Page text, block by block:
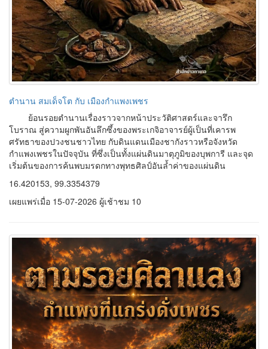
ตำนาน สมเด็จโต กับ เมืองกำแพงเพชร
ย้อนรอยตำนานเรื่องราวจากหน้าประวัติศาสตร์และจารึก
โบราณ สู่ความผูกพันอันลึกซึ้งของพระเกจิอาจารย์ผู้เป็นที่เคารพ
ศรัทธาของปวงชนชาวไทย กับดินแดนเมืองชากังราวหรือจังหวัด
กำแพงเพชรในปัจจุบัน ที่ซึ่งเป็นทั้งแผ่นดินมาตุภูมิของบุพการี และจุด
เริ่มต้นของการค้นพบมรดกทางพุทธศิลป์อันล้ำค่าของแผ่นดิน
16.420153, 99.3354379
เผยแพร่เมื่อ 15-07-2026 ผู้เช้าชม 10